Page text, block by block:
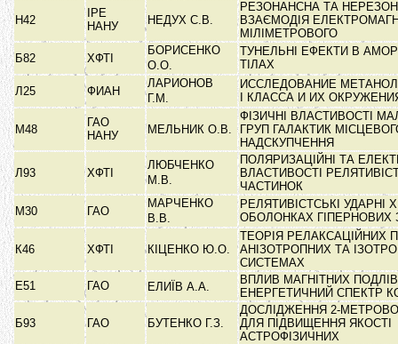
Н42
ІРЕ
НАНУ
НЕДУХ С.В.
РЕЗОНАНСНА ТА
ВЗАЄМОДІЯ
МІЛІМЕТРОВОГО
Б82
ХФТІ
БОРИСЕНКО
О.О.
ТУНЕЛЬНІ ЕФЕКТИ В
ТІЛАХ
Л25
ФИАН
ЛАРИОНОВ
Г.М.
ИССЛЕДОВАНИЕ
І КЛАССА И ИХ
М48
ГАО
НАНУ
МЕЛЬНИК О.В.
ФІЗИЧНІ ВЛАСТИВОСТІ
ГРУП ГАЛАКТИК
НАДСКУПЧЕННЯ
Л93 ХФТІ
ЛЮБЧЕНКО
М.В.
ПОЛЯРИЗАЦІЙНІ ТА
ВЛАСТИВОСТІ
ЧАСТИНОК
М30
ГАО
МАРЧЕНКО
В.В.
РЕЛЯТИВІСТСЬКІ УДАРНІ
ОБОЛОНКАХ ГІПЕРНОВИХ
К46 ХФТІ КІЦЕНКО Ю.О.
ТЕОРІЯ РЕЛАКСАЦІЙНИХ
АНІЗОТРОПНИХ ТА
СИСТЕМАХ
Е51
ГАО ЕЛИЇВ А.А.
ВПЛИВ МАГНІТНИХ
ЕНЕРГЕТИЧНИЙ СПЕКТР
Б93 ГАО БУТЕНКО Г.З.
ДОСЛІДЖЕННЯ 2-
ДЛЯ ПІДВИЩЕННЯ ЯКОСТІ
АСТРОФІЗИЧНИХ